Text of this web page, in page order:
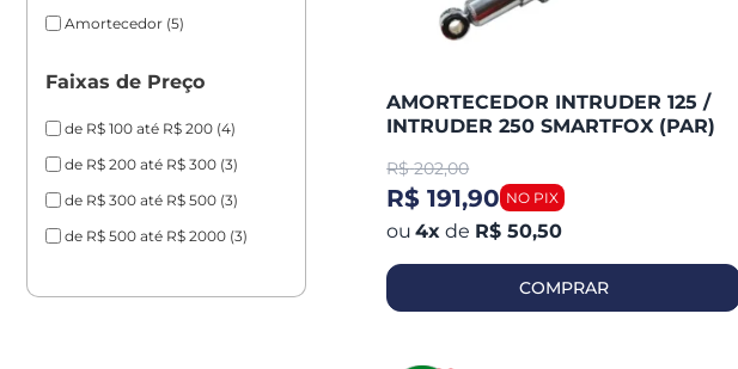
Amortecedor (5)
Faixas de Preço
de R$ 100 até R$ 200 (4)
de R$ 200 até R$ 300 (3)
de R$ 300 até R$ 500 (3)
de R$ 500 até R$ 2000 (3)
AMORTECEDOR INTRUDER 125 /
INTRUDER 250 SMARTFOX (PAR)
R$ 202,00
R$ 191,90
4x de R$ 50,50
COMPRAR